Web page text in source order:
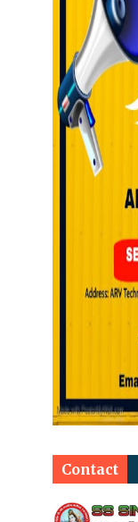
Contact